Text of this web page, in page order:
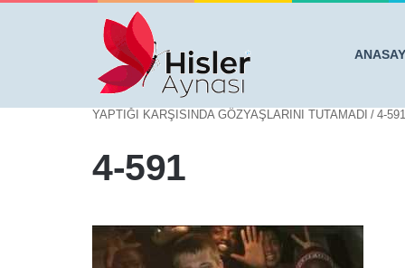
Anasayfa /
KASADA KARTININ ÇALIŞMADIĞINI
YAPTIĞI KARŞISINDA GÖZYAŞLARINI TUTAMADI / 4-591
4-591